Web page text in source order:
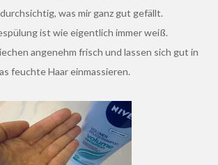
was mir ganz gut gefällt.
ist wie eigentlich immer weiß.
feuchte Haar einmassieren.